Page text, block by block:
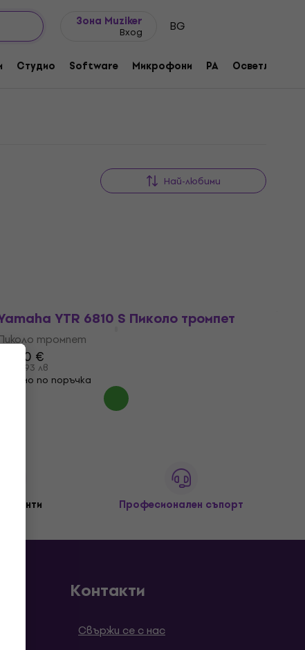
Зона Muziker
Вход BG
Студио Software Микрофони PA Осветление
Най-любими
YTR 6810 S Пиколо тромпет
тромпет
2 990 €
5 847,93 лв
Само по поръчка
клиенти Професионален съпорт
Контакти
Свържи се с нас